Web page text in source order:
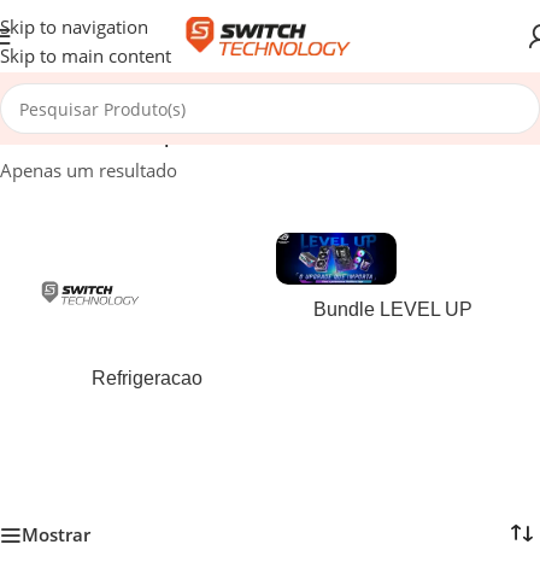
Skip to navigation
Skip to main content
Início/Produtos etiquetados com “886523303473”
Apenas um resultado
Refrigeracao
Bundle LEVEL UP
Mostrar